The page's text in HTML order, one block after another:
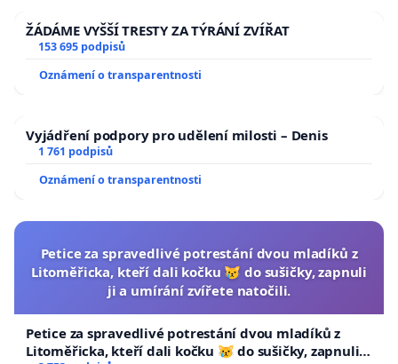
ŽÁDÁME VYŠŠÍ TRESTY ZA TÝRÁNÍ ZVÍŘAT
153 695 podpisů
Oznámení o transparentnosti
Vyjádření podpory pro udělení milosti – Denis
1 761 podpisů
Oznámení o transparentnosti
Petice za spravedlivé potrestání dvou mladíků z
Litoměřicka, kteří dali kočku 😿 do sušičky, zapnuli
ji a umírání zvířete natočili.
Petice za spravedlivé potrestání dvou mladíků z
Litoměřicka, kteří dali kočku 😿 do sušičky, zapnuli ji